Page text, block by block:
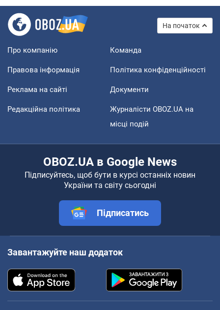
На початок
Про компанію Команда
Правова інформація Політика конфіденційності
Реклама на сайті Документи
Редакційна політика
Журналісти OBOZ.UA на
місці подій
OBOZ.UA в Google News
Підписуйтесь, щоб бути в курсі останніх новин
України та світу сьогодні
Підписатись
Завантажуйте наш додаток